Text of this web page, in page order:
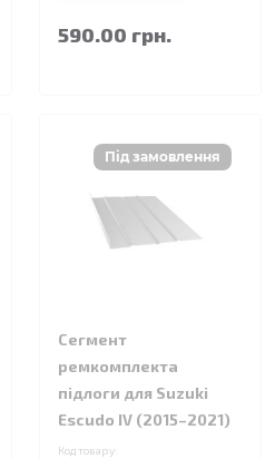
590.00 грн.
Сегмент
ремкомплекта
підлоги для Suzuki
Escudo IV (2015–2021)
Код товару: